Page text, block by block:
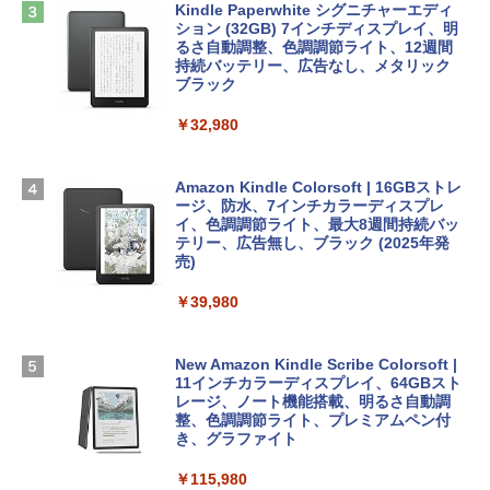
Apple 2026 MacBook Air M5チップ搭載
13インチノートブック：AIとApple Intell
igence、13.6インチLiquid Retinaディ
スプレイ、24GBユニファイドメモリ、1
ラ、Touch ID - ミッドナイト + 3年延長
￥347,600
【Amazon.co.jp限定】 HP ノートパソコ
SSD インテル Core 5
FMV ノートパソコン WE1-K3 (MS 365 P
ersonal/Copilotキー搭載/Win 11/15.6型/
Core i5/16GB/SSD 512GB/ホワイト) FM
インゲームコード】 ロブロックス | オン
ラインコード版
￥3,200
Robloxギフトカード - 1000 Robux 【限
ラインコード版
￥1,600
ト): Java & Bedrock Edition | オンライ
￥3,600
にもKindle出版にも！ 非エンジニアのた
めのAIコーディング入門シリーズ
￥99
1冊ですべて身につくHTML & CSSとWe
￥2,326
FM TOWNS ハイパー・カタログ: 本体ハ
ェクトリストと最新エミュレータ紹介
Kindle Paperwhite シグニチャーエディ
ション (32GB) 7インチディスプレイ、明
るさ自動調整、色調調節ライト、12週間
持続バッテリー、広告なし、メタリック
ブラック
￥32,980
Amazon Kindle Colorsoft | 16GBストレ
ージ、防水、7インチカラーディスプレ
イ、色調調節ライト、最大8週間持続バッ
テリー、広告無し、ブラック (2025年発
売)
￥39,980
New Amazon Kindle Scribe Colorsoft |
11インチカラーディスプレイ、64GBスト
レージ、ノート機能搭載、明るさ自動調
整、色調調節ライト、プレミアムペン付
き、グラファイト
￥115,980